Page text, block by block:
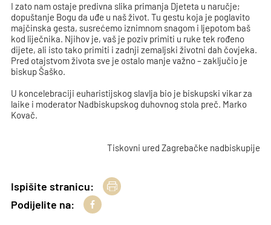
I zato nam ostaje predivna slika primanja Djeteta u naručje;
dopuštanje Bogu da uđe u naš život. Tu gestu koja je poglavito
majčinska gesta, susrećemo iznimnom snagom i ljepotom baš
kod liječnika. Njihov je, vaš je poziv primiti u ruke tek rođeno
dijete, ali isto tako primiti i zadnji zemaljski životni dah čovjeka.
Pred otajstvom života sve je ostalo manje važno – zaključio je
biskup Šaško.
U koncelebraciji euharistijskog slavlja bio je biskupski vikar za
laike i moderator Nadbiskupskog duhovnog stola preč. Marko
Kovač.
Tiskovni ured Zagrebačke nadbiskupije
Ispišite stranicu:
Podijelite na: